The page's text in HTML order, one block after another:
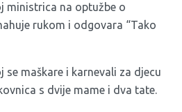
ministrica na optužbe o
rukom i odgovara “Tako
maškare i karnevali za djecu
s dvije mame i dva tate.